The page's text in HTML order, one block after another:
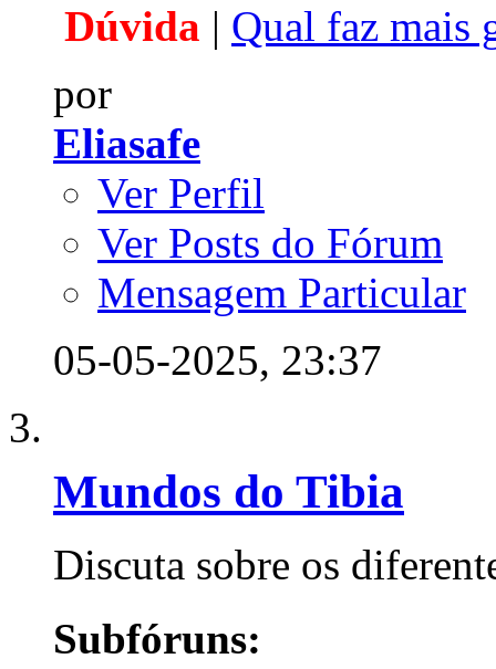
Dúvida | Qual faz mais
por
Eliasafe
Ver Perfil
Ver Posts do Fórum
Mensagem Particular
05-05-2025, 23:37
Mundos do Tibia
Discuta sobre os
Subfóruns: